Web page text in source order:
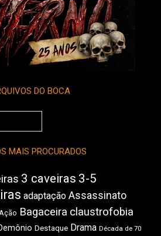
DO BOCA
MAIS PROCURADOS
3 caveiras 3-5
adaptação Assassinato
Bagaceira claustrofobia
Destaque Drama Década de 70